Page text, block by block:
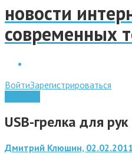
новости
современных
ВойтиЗарегистрироваться
USB-грелка для рук
Дмитрий Клюшин, 02.02.2011